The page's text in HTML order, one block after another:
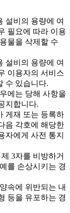
설비의 용량에 여
필요에 따라 이용
물을 삭제할 수
설비의 용량에 여
이용자의 서비스
수 있습니다.
에는 당해 사항을
지합니다.
게재 또는 등록하
음 각호에 해당한
자에게 사전 통지
3자를 비방하거
를 손상시키는 경
속에 위반되는 내
등을 유포하는 경